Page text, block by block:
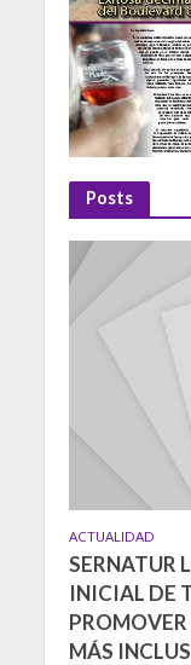
Posts
ACTUALIDAD
SERNATUR
INICIAL DE
MÁS